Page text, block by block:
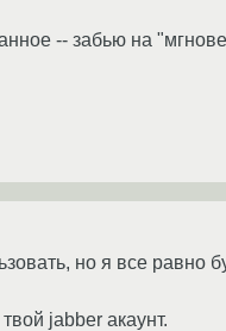
-- забью на
но я все равно
jabber акаунт.